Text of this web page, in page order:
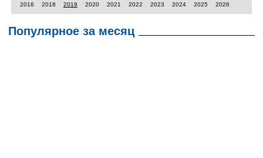
2016
2018 2019 2020 2021 2022 2023 2024 2025 2026
Популярное за месяц